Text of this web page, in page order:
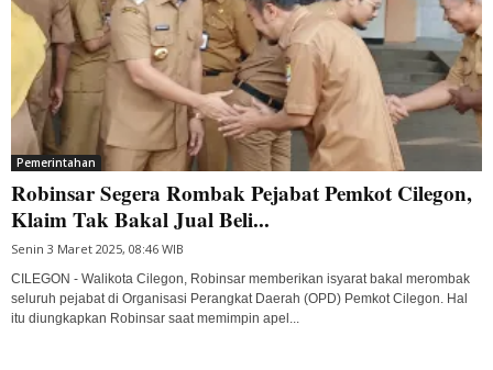
Pemerintahan
Robinsar Segera Rombak Pejabat Pemkot Cilegon,
Klaim Tak Bakal Jual Beli...
Senin 3 Maret 2025, 08:46 WIB
CILEGON - Walikota Cilegon, Robinsar memberikan isyarat bakal merombak
seluruh pejabat di Organisasi Perangkat Daerah (OPD) Pemkot Cilegon. Hal
itu diungkapkan Robinsar saat memimpin apel...